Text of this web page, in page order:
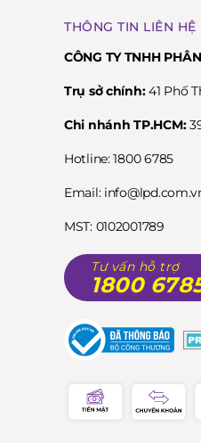
THÔNG TIN LIÊN HỆ
CÔNG TY TNHH
Trụ sở chính:41 Phố
Chi nhánh TP.HCM:
Hotline: 1800 6785
Email:
MST: 0102001789
Tư vấn hỗ trợ
1800